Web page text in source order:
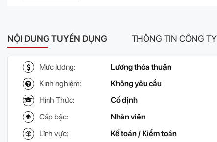
NỘI DUNG TUYỂN DỤNG THÔNG TIN CÔNG TY
Mức lương:
Lương thỏa thuận
Kinh nghiệm:
Không yêu cầu
Hình Thức:
Cố định
Cấp bậc:
Nhân viên
Lĩnh vực:
Kế toán / Kiểm toán